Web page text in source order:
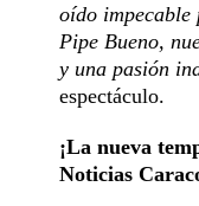
oído impecable
Pipe Bueno,
y una pasión
espectáculo.
¡La nueva
Noticias